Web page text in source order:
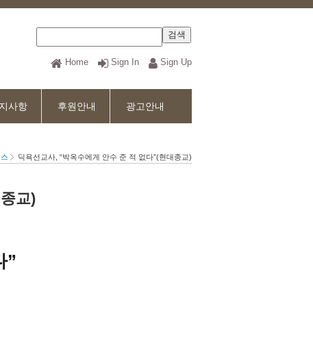
사항 후원안내 광고안내
Home Sign In Sign Up
딕욕선교사, “박옥수에게 안수 준 적 없다”(현대종교)
교)
”